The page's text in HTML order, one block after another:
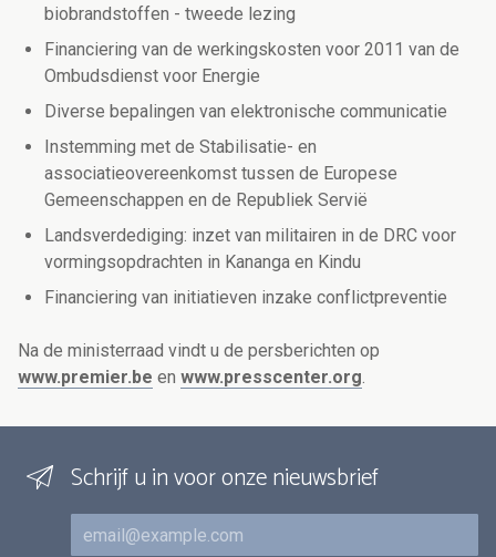
biobrandstoffen - tweede lezing
Financiering van de werkingskosten voor 2011 van de
Ombudsdienst voor Energie
Diverse bepalingen van elektronische communicatie
Instemming met de Stabilisatie- en
associatieovereenkomst tussen de Europese
Gemeenschappen en de Republiek Servië
Landsverdediging: inzet van militairen in de DRC voor
vormingsopdrachten in Kananga en Kindu
Financiering van initiatieven inzake conflictpreventie
Na de ministerraad vindt u de persberichten op
www.premier.be en www.presscenter.org.
Schrijf u in voor onze nieuwsbrief
E-mail